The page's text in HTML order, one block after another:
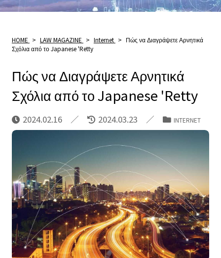
HOME > LAW MAGAZINE > Internet > Πώς να Διαγράψετε Αρνητικά
Σχόλια από το Japanese 'Retty
Πώς να Διαγράψετε Αρνητικά
Σχόλια από το Japanese 'Retty
2024.02.16 2024.03.23 INTERNET